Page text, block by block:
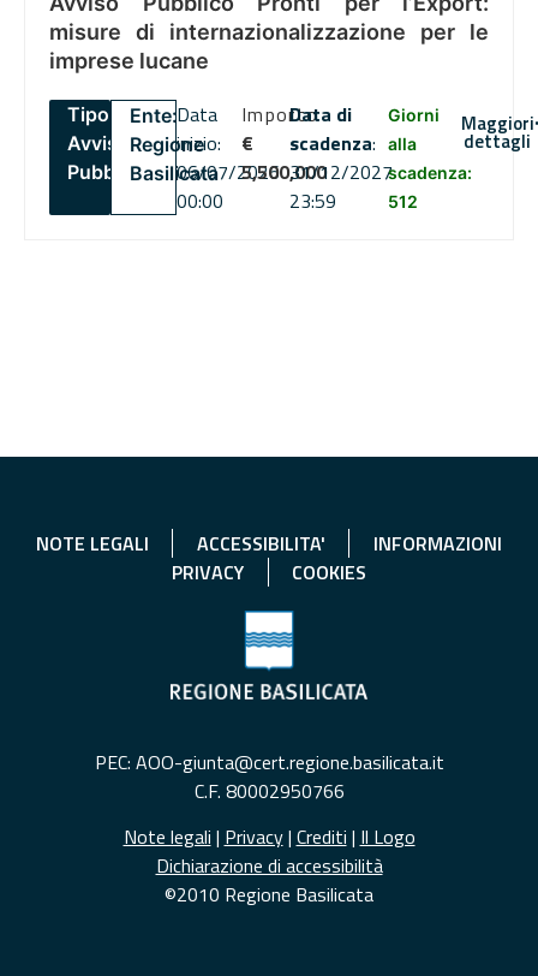
misure di internazionalizzazione per le
imprese lucane
Tipo:
Avviso
Pubblico
Ente:
Regione
Basilicata
Data
inizio:
06/07/2026
00:00
Importo
€
5,500,000
Data di
scadenza:
31/12/2027
23:59
Giorni
alla
scadenza:
512
Maggiori
dettagli
NOTE LEGALI ACCESSIBILITA'
INFORMAZIONI
PRIVACY
COOKIES
PEC: AOO-giunta@cert.regione.basilicata.it
C.F. 80002950766
Note legali | Privacy| Crediti | Il Logo
Dichiarazione di accessibilità
©2010 Regione Basilicata